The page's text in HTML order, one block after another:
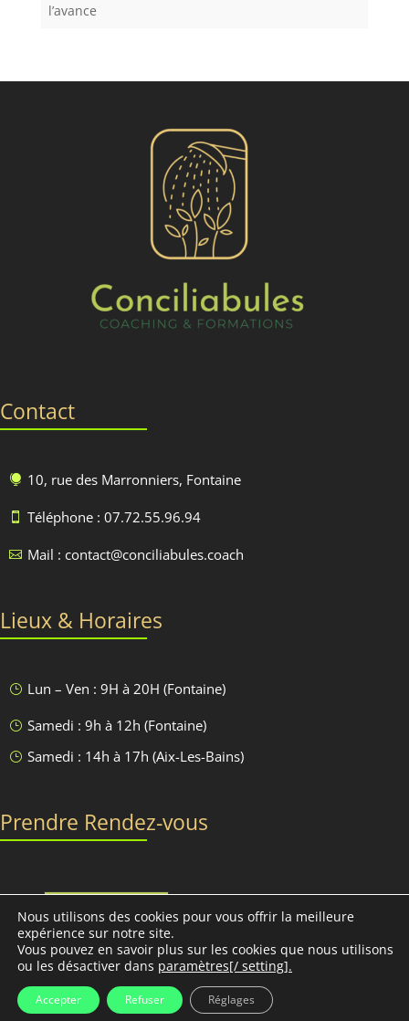
l’avance
Contact
 10, rue des Marronniers, Fontaine
 Téléphone : 07.72.55.96.94
 Mail : contact@conciliabules.coach
Lieux & Horaires
} Lun – Ven : 9H à 20H (Fontaine)
} Samedi : 9h à 12h (Fontaine)
} Samedi : 14h à 17h (Aix-Les-Bains)
Prendre Rendez-vous
Discutons-en
Conciliabules, Nathalie MORAND © 2013-2030 - Tous droits
réservés -Mentions légales -Conditions Générales de Vente
Nous utilisons des cookies pour vous offrir la meilleure
expérience sur notre site.
Vous pouvez en savoir plus sur les cookies que nous utilisons
ou les désactiver dans paramètres[/ setting].
Accepter Refuser Réglages